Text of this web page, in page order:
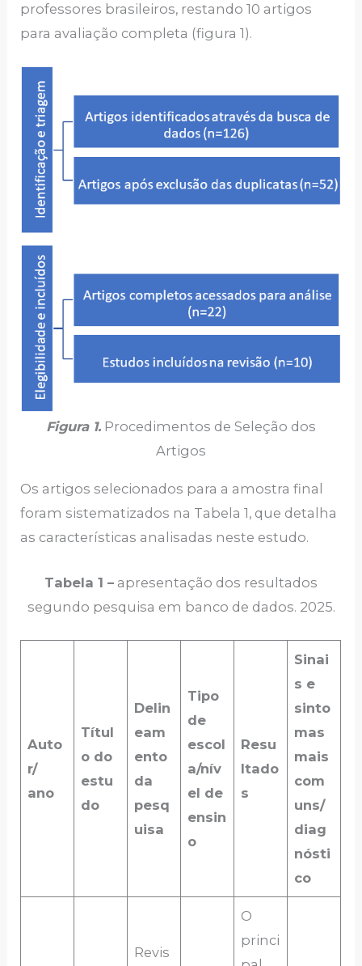
professores brasileiros, restando 10 artigos
para avaliação completa (figura 1).
Figura 1. Procedimentos de Seleção dos
Artigos
Os artigos selecionados para a amostra final
foram sistematizados na Tabela 1, que detalha
as características analisadas neste estudo.
Tabela 1 – apresentação dos resultados
segundo pesquisa em banco de dados. 2025.
Auto
r/
ano
Títul
o do
estu
do
Delin
eam
ento
da
pesq
uisa
Tipo
de
escol
a/nív
el de
ensin
o
Resu
ltado
s
Sinai
s e
sinto
mas
mais
com
uns/
diag
nósti
co
Revis
O
princi